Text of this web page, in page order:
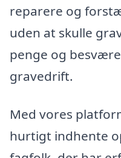
reparere og
uden at skulle
penge og
gravedrift.
Med vores
hurtigt indhente